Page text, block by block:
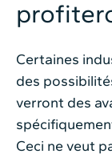
Certaines
des
verront des
Ceci ne veut